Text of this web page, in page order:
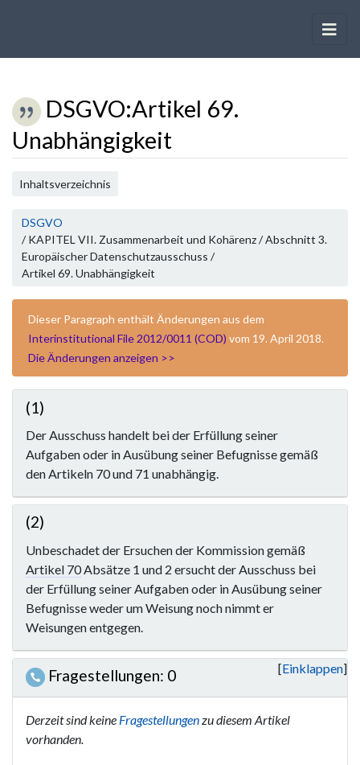
DSGVO:Artikel 69.
Unabhängigkeit
Wechseln zu:Navigation
Inhaltsverzeichnis
DSGVO
/ KAPITEL VII. Zusammenarbeit und Kohärenz / Abschnitt 3.
Europäischer Datenschutzausschuss /
Artikel 69. Unabhängigkeit
Dieser Paragraph enthält Änderungen aus dem
Interinstitutional File 2012/0011 (COD) vom 19. April 2018.
Die Änderungen anzeigen >>
(1)
Der Ausschuss handelt bei der Erfüllung seiner
Aufgaben oder in Ausübung seiner Befugnisse gemäß
den Artikeln 70 und 71 unabhängig.
(2)
Unbeschadet der Ersuchen der Kommission gemäß
Artikel 70Absätze 1 und 2 ersucht der Ausschuss bei
der Erfüllung seiner Aufgaben oder in Ausübung seiner
Befugnisse weder um Weisung noch nimmt er
Weisungen entgegen.
Einklappen
Fragestellungen: 0
Derzeit sind keine Fragestellungen zu diesem Artikel
vorhanden.